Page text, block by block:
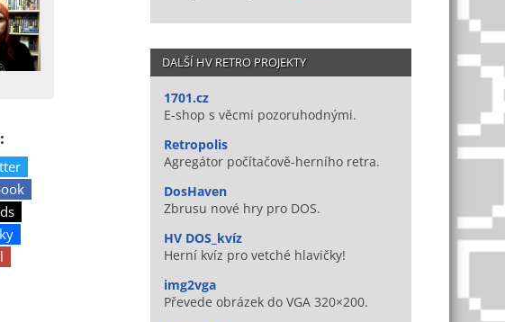
DALŠÍ HV RETRO PROJEKTY
1701.cz
E-shop s věcmi pozoruhodnými.
Retropolis
Agregátor počítačově-herního retra.
DosHaven
Zbrusu nové hry pro DOS.
HV DOS_kvíz
Herní kvíz pro vetché hlavičky!
img2vga
Převede obrázek do VGA 320×200.